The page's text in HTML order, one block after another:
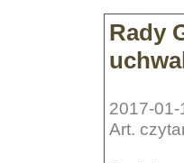
Rady
2017-01-
Art.